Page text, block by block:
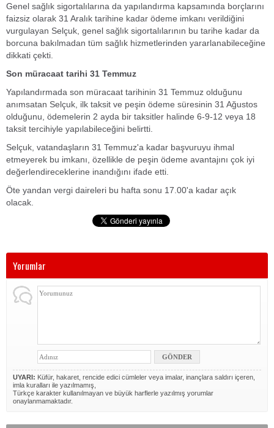
Genel sağlık sigortalılarına da yapılandırma kapsamında borçlarını
faizsiz olarak 31 Aralık tarihine kadar ödeme imkanı verildiğini
vurgulayan Selçuk, genel sağlık sigortalılarının bu tarihe kadar da
borcuna bakılmadan tüm sağlık hizmetlerinden yararlanabileceğine
dikkati çekti.
Son müracaat tarihi 31 Temmuz
Yapılandırmada son müracaat tarihinin 31 Temmuz olduğunu
anımsatan Selçuk, ilk taksit ve peşin ödeme süresinin 31 Ağustos
olduğunu, ödemelerin 2 ayda bir taksitler halinde 6-9-12 veya 18
taksit tercihiyle yapılabileceğini belirtti.
Selçuk, vatandaşların 31 Temmuz'a kadar başvuruyu ihmal
etmeyerek bu imkanı, özellikle de peşin ödeme avantajını çok iyi
değerlendireceklerine inandığını ifade etti.
Öte yandan vergi daireleri bu hafta sonu 17.00'a kadar açık
olacak.
Yorumlar
UYARI: Küfür, hakaret, rencide edici cümleler veya imalar, inançlara saldırı içeren,
imla kuralları ile yazılmamış,
Türkçe karakter kullanılmayan ve büyük harflerle yazılmış yorumlar
onaylanmamaktadır.